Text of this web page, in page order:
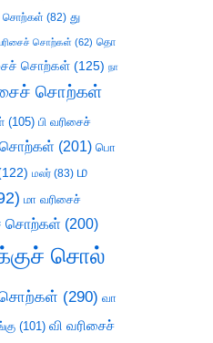
சொற்கள் (82) து
சொற்கள் (62) தொ
சொற்கள் (125) நா
சொற்கள்
(105) பி வரிசைச்
சொற்கள் (201) பொ
மலர் (83) ம
மா வரிசைச்
சொற்கள் (200)
சொல்
சொற்கள் (290) வா
(101) வி வரிசைச்